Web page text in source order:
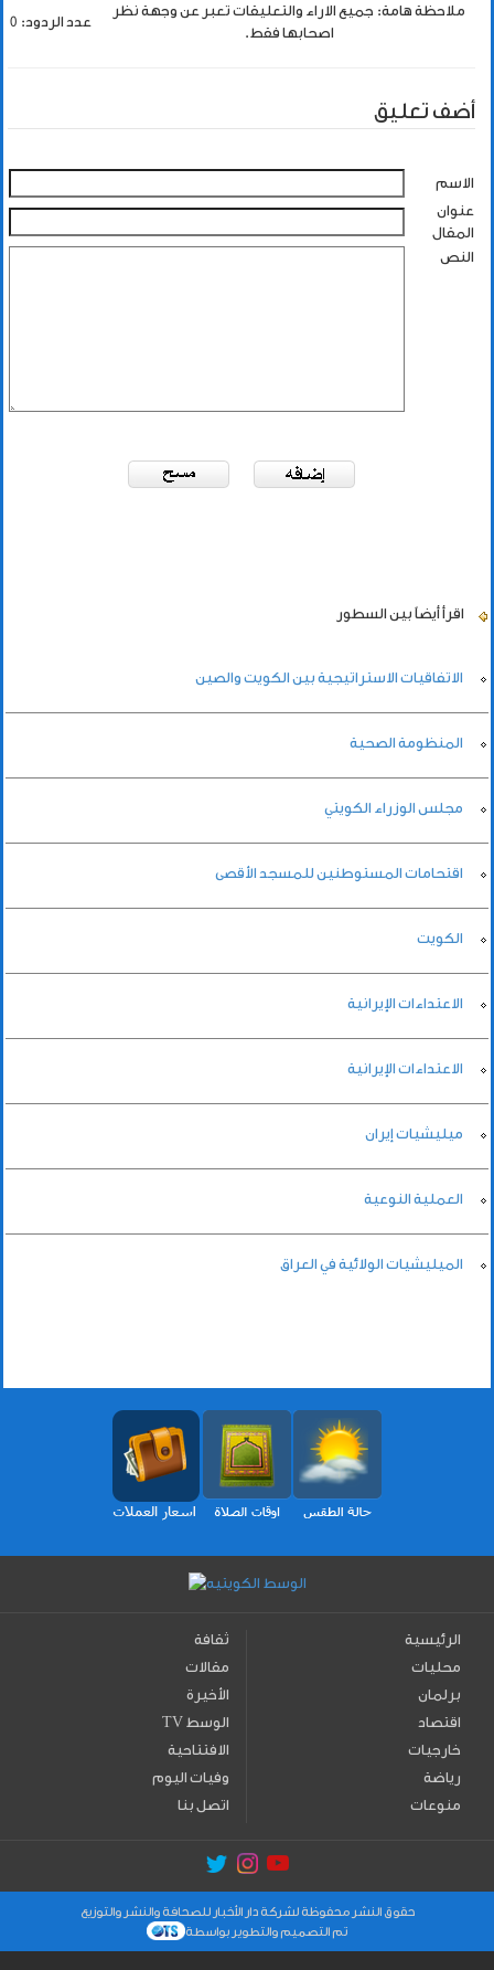
ملاحظة هامة: جميع الاراء والتعليقات تعبر عن وجهة نظر
اصحابها فقط.
عدد الردود: 0
أضف تعليق
الاسم
عنوان
المقال
النص
اقرأ أيضاً بين السطور
الاتفاقيات الاستراتيجية بين الكويت والصين
المنظومة الصحية
مجلس الوزراء الكويتي
اقتحامات المستوطنين للمسجد الأقصى
الكويت
الاعتداءات الإيرانية
الاعتداءات الإيرانية
ميليشيات إيران
العملية النوعية
الميليشيات الولائية في العراق
الرئيسية
محليات
برلمان
اقتصاد
خارجيات
رياضة
منوعات
ثقافة
مقالات
الأخيرة
TV الوسط
الافتتاحية
وفيات اليوم
اتصل بنا
حقوق النشر محفوظة لشركة دار الأخبار للصحافة والنشر والتوزيع
تم التصميم والتطوير بواسطة